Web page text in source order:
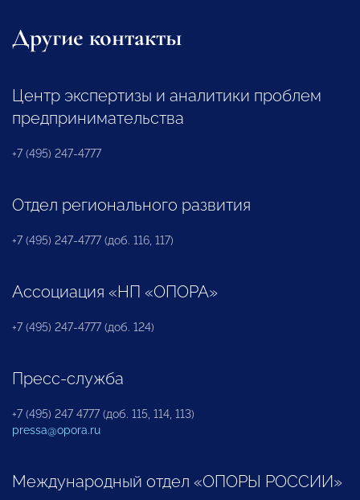
Другие контакты
Центр экспертизы и аналитики проблем
предпринимательства
+7 (495) 247-4777
Отдел регионального развития
+7 (495) 247-4777 (доб. 116, 117)
Ассоциация «НП «ОПОРА»
+7 (495) 247-4777 (доб. 124)
Пресс-служба
+7 (495) 247 4777 (доб. 115, 114, 113)
pressa@opora.ru
Международный отдел «ОПОРЫ РОССИИ»